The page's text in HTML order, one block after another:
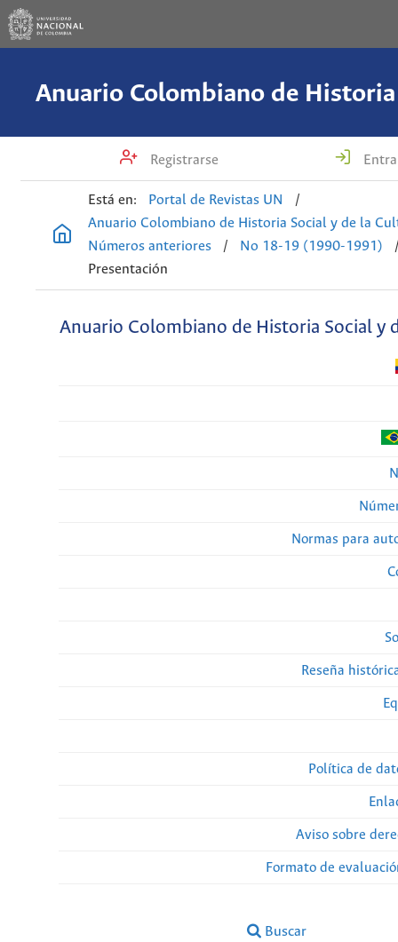
Registrarse
Está en: Portal de Revistas UN
/
Anuario Colombiano de Historia Social y de la
Números anteriores
/ No 18-19 (1990-1991)
Presentación
Anuario Colombiano de Historia Social y
Normas para
Reseña
Política de
Aviso sobre
Formato de
Buscar